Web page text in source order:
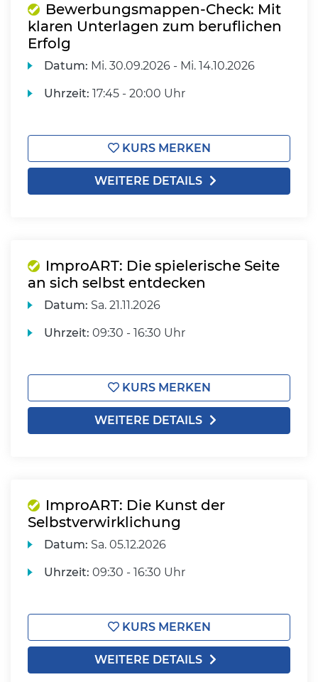
Bewerbungsmappen-Check: Mit
klaren Unterlagen zum beruflichen
Erfolg
Datum: Mi. 30.09.2026 - Mi. 14.10.2026
Uhrzeit: 17:45 - 20:00 Uhr
KURS MERKEN
WEITERE DETAILS
ImproART: Die spielerische Seite
an sich selbst entdecken
Datum: Sa. 21.11.2026
Uhrzeit: 09:30 - 16:30 Uhr
KURS MERKEN
WEITERE DETAILS
ImproART: Die Kunst der
Selbstverwirklichung
Datum: Sa. 05.12.2026
Uhrzeit: 09:30 - 16:30 Uhr
KURS MERKEN
WEITERE DETAILS